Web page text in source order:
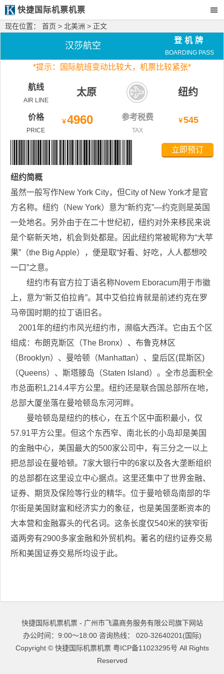
快捷国际机票机票
现在位置： 首页 > 北美洲 > 正文
汉莎航空
登机牌
BOARDING PASS
*提示：国际航班变动比较大， 机票比较紧张*
航线
AIR LINE
太原 纽约
价格
PRICE
￥4960 参考税费
TAX
￥545
立即预订
纽约简概
虽然一般写作New York City，但City of New York才是官
方名称。纽约（New York）意为“新约克”―约克则是英国
一处地名。另外由于在二十世纪初，纽约对外来移民来说
是个崭新天地，机会到处都是。因此纽约常被昵称为“大苹
果”（the Big Apple），便是取“好看、好吃，人人都想咬
一口”之意。
纽约市有官方拉丁语名称Novem Eboracum用于市徽
上，意为“新艾伯拉肯”。其中艾伯拉肯就是前述约克在罗
马帝国时期的拉丁语旧名。
2001年的纽约市风光纽约市，濒临大西洋。它由五个区
组成：布朗克斯区（The Bronx）、布鲁克林区
（Brooklyn）、曼哈顿（Manhattan）、皇后区(昆斯区)
（Queens）、斯塔滕岛（Staten Island）。全市总面积全
市总面积1,214.4平方公里。纽约还是联合国总部所在地，
总部大厦坐落在曼哈顿岛东河河畔。
曼哈顿岛是纽约的核心，在五个区中面积最小，仅
57.91平方公里。但这个东西窄、南北长的小岛却是美国
的金融中心，美国最大的500家公司中，有三分之一以上
把总部设在曼哈顿。7家大银行中的6家以及各大垄断组织
的总部都在这里设立中心据点。这里还集中了世界金融、
证券、期货及保险等行业的精华。位于曼哈顿岛南部的华
尔街是美国财富和经济实力的象征，也是美国垄断资本的
大本营和金融寡头的代名词。这条长度仅540米的狭窄街
道两旁有2900多家金融和外贸机构。著名的纽约证券交易
所和美国证券交易所均设于此。
快捷国际机票机票 - 广州市飞瀛商务服务有限公司旗下网站
办公时间：9:00～18:00 咨询热线： 020-32640201(国际)
Copyright © 快捷国际机票机票 粤ICP备11023295号 All Rights
Reserved